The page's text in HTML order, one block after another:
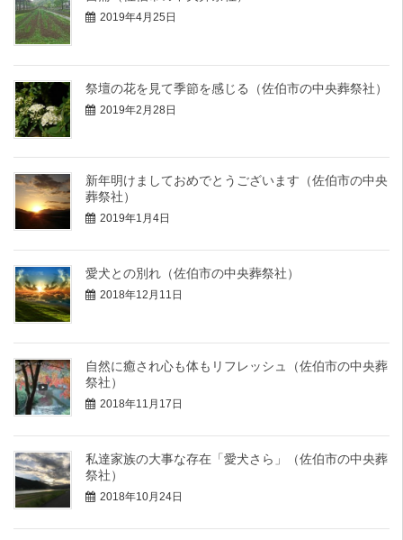
2019年4月25日
祭壇の花を見て季節を感じる（佐伯市の中央葬祭社）
2019年2月28日
新年明けましておめでとうございます（佐伯市の中央
葬祭社）
2019年1月4日
愛犬との別れ（佐伯市の中央葬祭社）
2018年12月11日
自然に癒され心も体もリフレッシュ（佐伯市の中央葬
祭社）
2018年11月17日
私達家族の大事な存在「愛犬さら」（佐伯市の中央葬
祭社）
2018年10月24日